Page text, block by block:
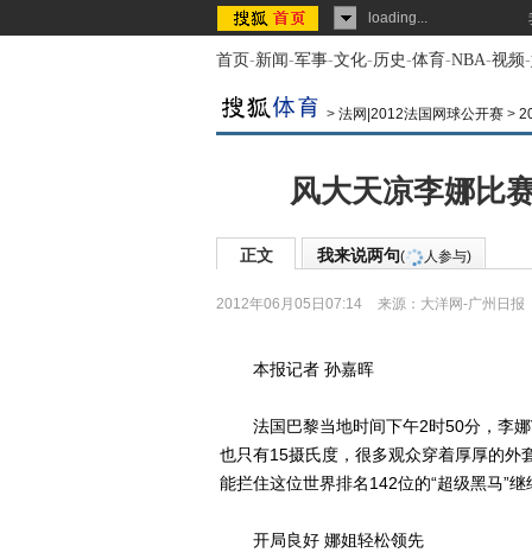
loading...
首页-新闻-军事-文化-历史-体育-NBA-视频-
> 法网|2012法国网球公开赛 >
风大天凉李娜比
正文 我来说两句( 人参与)
2012年06月05日07:14 来源： 大洋网-广州日报
本报记者 孙嘉晖
法国巴黎当地时间下午2时50分，李娜
也只有15摄氏度，很多观众穿着厚厚的外
能拦住这位世界排名142位的“超级黑马”
开局良好 娜姐轻松领先